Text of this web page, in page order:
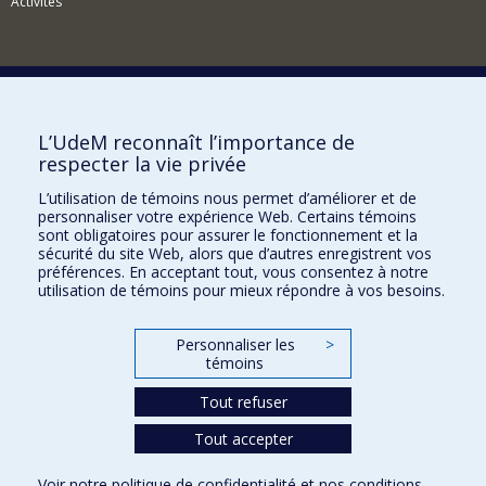
Comment soutenir le Département?
BESOIN D'AIDE?
Plan du site
Signaler une erreur
Accessibilité
FACULTÉ DES ARTS ET DES SCIENCES
Nos départements et écoles
L’UdeM reconnaît l’importance de
respecter la vie privée
L’utilisation de témoins nous permet d’améliorer et de
personnaliser votre expérience Web. Certains témoins
sont obligatoires pour assurer le fonctionnement et la
sécurité du site Web, alors que d’autres enregistrent vos
préférences. En acceptant tout, vous consentez à notre
utilisation de témoins pour mieux répondre à vos besoins.
Personnaliser les
témoins
>
Tout refuser
Tout accepter